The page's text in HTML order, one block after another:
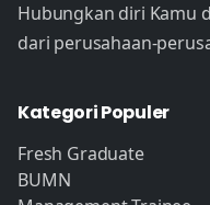
Hubungkan diri Kamu
dari perusahaan-
Kategori Populer
Fresh Graduate
BUMN